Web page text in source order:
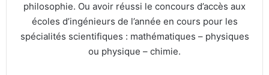
philosophie. Ou avoir réussi le concours d’accès aux
écoles d’ingénieurs de l’année en cours pour les
spécialités scientifiques : mathématiques – physiques
ou physique – chimie.